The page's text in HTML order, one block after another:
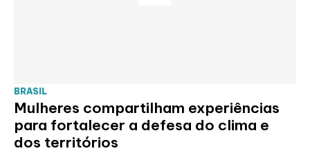
BRASIL
Mulheres compartilham experiências
para fortalecer a defesa do clima e
dos territórios